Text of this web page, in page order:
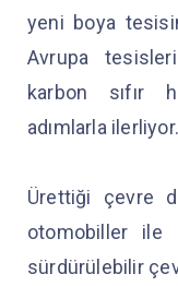
yeni boya
Avrupa
karbon sıfır
adımlarla ilerliyor.
Ürettiği çevre
otomobiller ile
sürdürülebilir